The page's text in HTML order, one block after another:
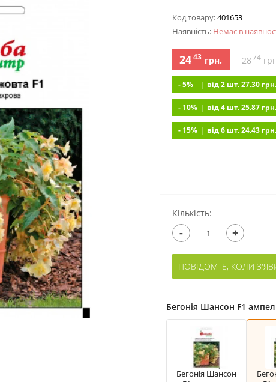
Код товару:401653
Наявність: Немає в
2443 грн. 2874
- 5% | вiд 2 шт. 27.30 грн.
- 10% | вiд 4 шт. 25.87 грн.
- 15% | вiд 6 шт. 24.43 грн.
Кількість:
- +
ПОВІДОМТЕ, КОЛИ
Бегонія Шансон F1
Бегонія Шансон